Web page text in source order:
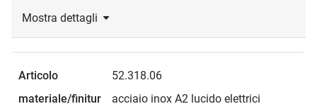
Mostra dettagli
52.318.06
acciaio inox A2 lucido elettrici